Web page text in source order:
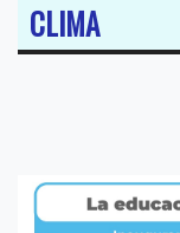
CLIMA